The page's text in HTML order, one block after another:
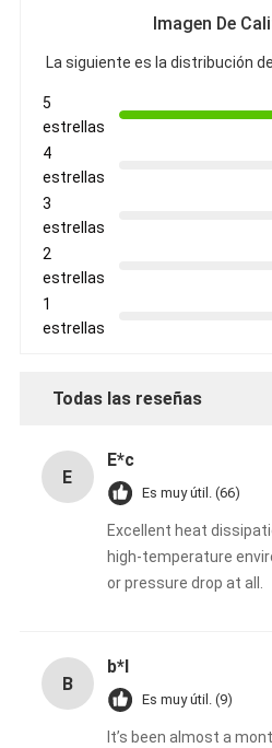
Imagen De
La siguiente es la distribución
5
estrellas
4
estrellas
3
estrellas
2
estrellas
1
estrellas
Todas las reseñas
E
E*c
Es muy útil. (66)
Excellent heat
high-temperature
or pressure drop at all.
B
b*l
Es muy útil. (9)
It’s been almost a